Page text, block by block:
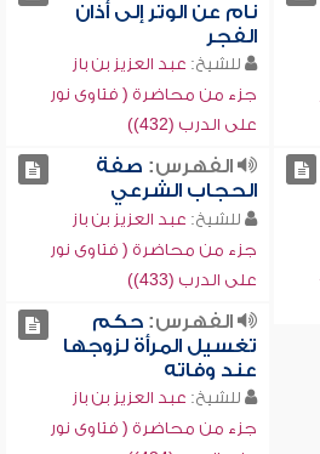
نام عن الوتر إلى أذان
الفجر
للشيخ: عبد العزيز بن باز
جزء من محاضرة ( فتاوى نور
على الدرب (432))
الفهرس: صفة
الحجاب الشرعي
للشيخ: عبد العزيز بن باز
جزء من محاضرة ( فتاوى نور
على الدرب (433))
الفهرس:حكم
تغسيل المرأة لزوجها
عند وفاته
للشيخ: عبد العزيز بن باز
جزء من محاضرة ( فتاوى نور